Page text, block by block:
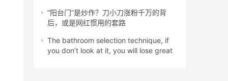
“阳台门”是炒作？刀小刀涨粉千万的背
后，或是网红惯用的套路
The bathroom selection technique, if
you don’t look at it, you will lose great